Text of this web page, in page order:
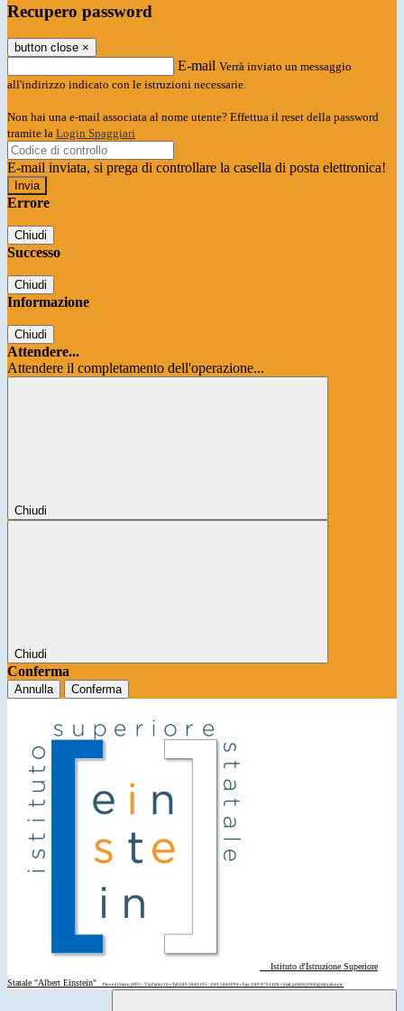
Recupero password
button close ×
E-mail Verrà inviato un messaggio
all'indirizzo indicato con le istruzioni necessarie.
Non hai una e-mail associata al nome utente? Effettua il reset della password
tramite la Login Spaggiari
E-mail inviata, si prega di controllare la casella di posta elettronica!
Errore
Chiudi
Successo
Chiudi
Informazione
Chiudi
Attendere...
Attendere il completamento dell'operazione...
Chiudi
Chiudi
Conferma
Annulla Conferma
Istituto d'Istruzione Superiore
Statale "Albert Einstein"
Piove di Sacco (PD) - Via Parini 10 • Tel: 049 5840195 - 049 5840094 • Fax: 049 9701108 • mail: pdis00200d@istruzione.it